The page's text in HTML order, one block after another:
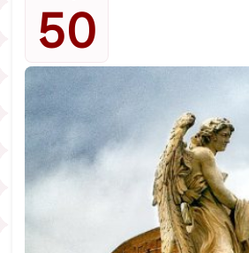
50